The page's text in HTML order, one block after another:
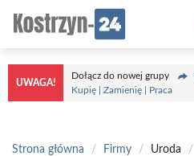
treści
UWAGA!
Dołącz do nowej grupy
Kupię | Zamienię | Praca
Strona główna / Firmy / Uroda /